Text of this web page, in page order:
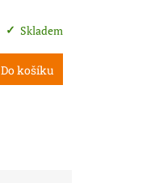
Skladem
Do košíku